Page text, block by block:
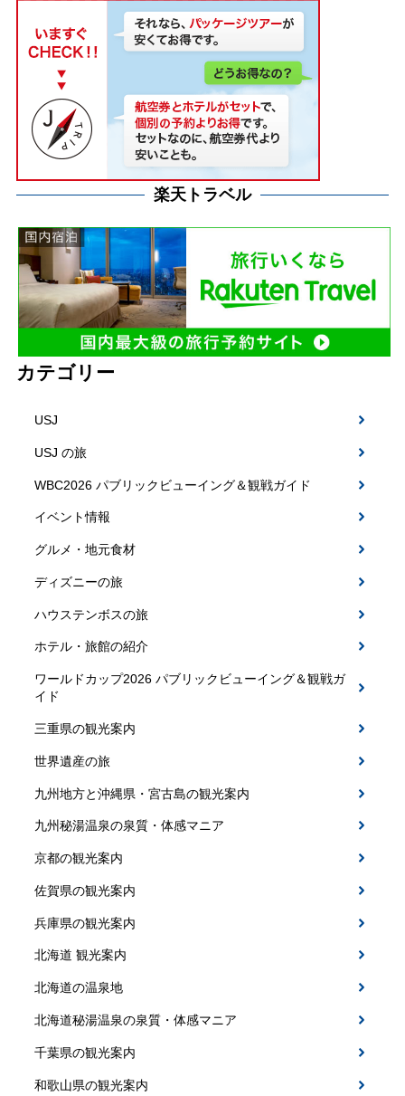
楽天トラベル
カテゴリー
USJ
USJ の旅
WBC2026 パブリックビューイング＆観戦ガイド
イベント情報
グルメ・地元食材
ディズニーの旅
ハウステンボスの旅
ホテル・旅館の紹介
ワールドカップ2026 パブリックビューイング＆観戦ガ
イド
三重県の観光案内
世界遺産の旅
九州地方と沖縄県・宮古島の観光案内
九州秘湯温泉の泉質・体感マニア
京都の観光案内
佐賀県の観光案内
兵庫県の観光案内
北海道 観光案内
北海道の温泉地
北海道秘湯温泉の泉質・体感マニア
千葉県の観光案内
和歌山県の観光案内